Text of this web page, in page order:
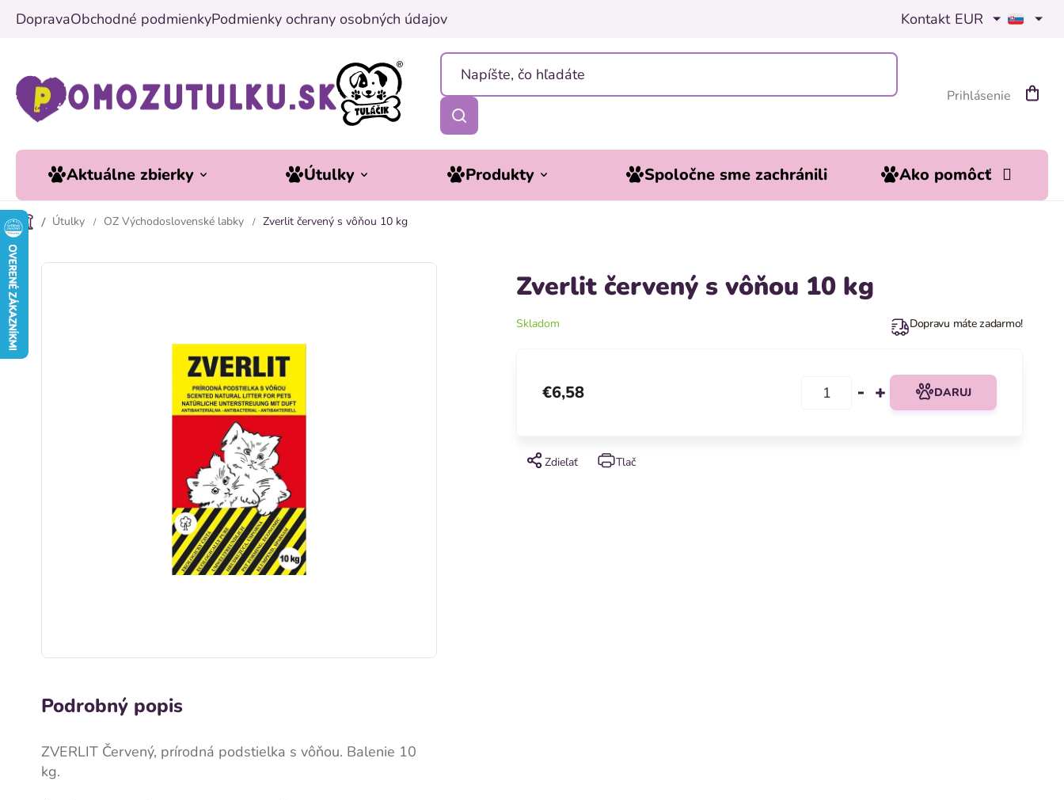
DopravaObchodné podmienkyPodmienky ochrany osobných údajov Kontakt EUR
Prihlásenie
Aktuálne zbierky Útulky Produkty Spoločne sme zachránili Ako pomôcť
Útulky OZ Východoslovenské labky Zverlit červený s vôňou 10 kg
Zverlit červený s vôňou 10 kg
Tlač
Zdieľať
Skladom Dopravu máte zadarmo!
€6,58 DARUJ
Podrobný popis
ZVERLIT Červený, prírodná podstielka s vôňou​. Balenie 10
kg.